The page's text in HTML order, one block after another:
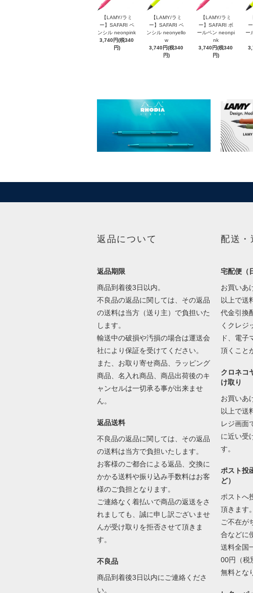
【LAMY/ラミ
ー】SAFARI ペ
ンシル neonpink
3,740円(税340
円)
【LAMY/ラミ
ー】SAFARI ペ
ンシル neonyello
w
3,740円(税340
円)
【LAMY/ラミ
ー】SAFARI ボ
ールペン neonpi
nk
3,740円(税340
円)
ー
返品について
返品期限
商品到着後3日以内。
不良品の返品に関しては、その返品
の送料は当方（送り主）で負担いた
します。
輸送中の破損や汚損の場合は運送会
社により保証を受けてください。
また、お取り寄せ商品、ラッピング
商品、名入れ商品、商品出荷後のキ
ャンセルは一切承る事が出来ませ
ん。
返品送料
不良品の返品に関しては、その返品
の送料は当方で負担いたします。
お客様のご都合による返品、交換に
かかる送料や振り込み手数料はお客
様のご負担となります。
ご連絡なく着払いで商品の返送をさ
れましても、誠に申し訳ございませ
んが受け取りを拒否させて頂きま
す。
不良品
商品到着後3日以内にご連絡くださ
い。
配送・
宅配便（
お買いあ
以上で送
代金引換
くクレジ
ド、電子
頂くこと
クロネコ
け取り
お買いあ
以上で送
レジ画面
に近い受
す。
ポスト投
ど）
ポストへ
頂きます。
ご不在が
合などに
送料全国
00円（税
無料とな